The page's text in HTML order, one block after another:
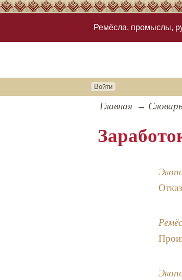
Ремёсла, промыслы,
Войти
Главная Словарь